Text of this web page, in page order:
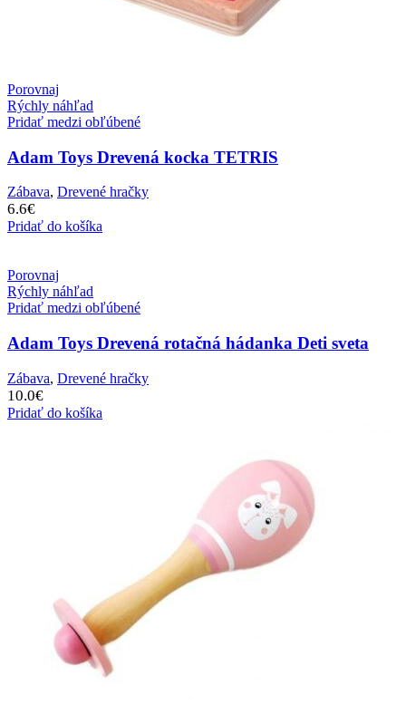
Porovnaj
Rýchly náhľad
Pridať medzi obľúbené
Adam Toys Drevená kocka TETRIS
Zábava, Drevené hračky
6.6€
Pridať do košíka
Porovnaj
Rýchly náhľad
Pridať medzi obľúbené
Adam Toys Drevená rotačná hádanka Deti sveta
Zábava, Drevené hračky
10.0€
Pridať do košíka